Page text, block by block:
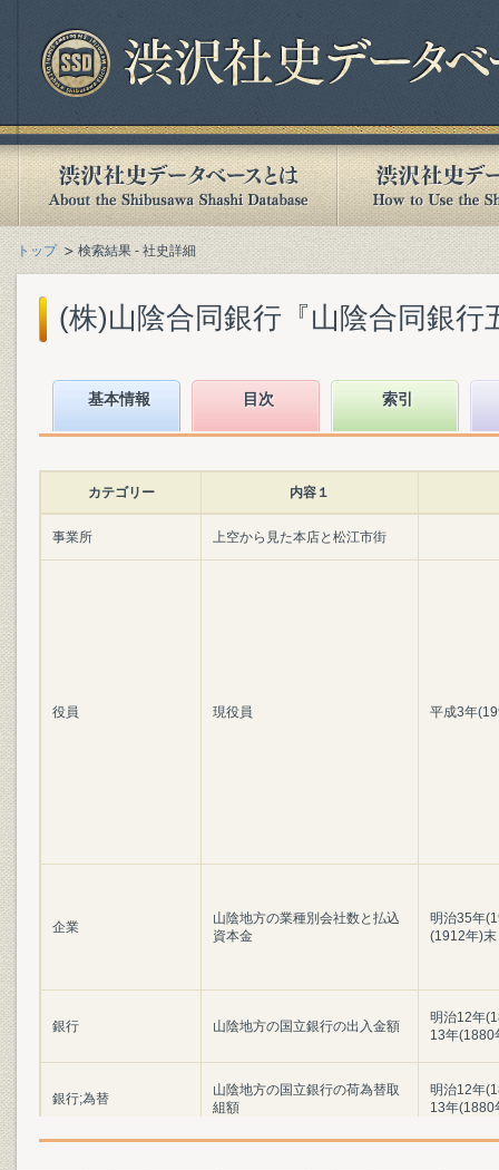
トップ 検索結果 - 社史詳細
(株)山陰合同銀行『山陰合同銀行
基本情報 目次 索引
カテゴリー 内容１
事業所 上空から見た本店と松江市街
役員 現役員 平成3年
企業
山陰地方の業種別会社数と払込
資本金
明治35年
(1912年)末
銀行 山陰地方の国立銀行の出入金額
明治12年
13年(1880
銀行;為替
山陰地方の国立銀行の荷為替取
組額
明治12年
13年(1880